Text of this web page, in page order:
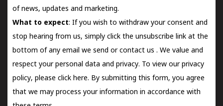
of news, updates and marketing.
What to expect: If you wish to withdraw your consent and
stop hearing from us, simply click the unsubscribe link at the
bottom of any email we send orcontact us . We value and
respect your personal data and privacy. To view our privacy
policy, please click here. By submitting this form, you agree
that we may process your information in accordance with